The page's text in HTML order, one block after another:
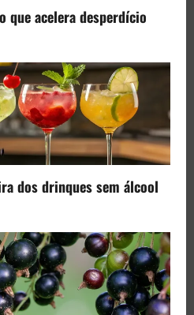
que acelera desperdício
dos drinques sem álcool